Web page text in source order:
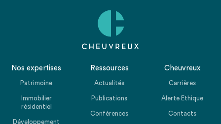
Nos expertises
Patrimoine
Immobilier
résidentiel
Développement
Ressources
Actualités
Publications
Conférences
Cheuvreux
Carrières
Alerte Ethique
Contacts